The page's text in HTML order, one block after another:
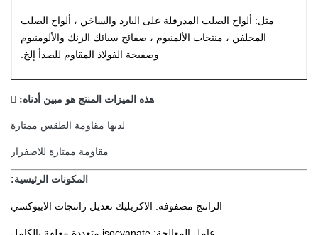
مثل: ألواح الصلب المدرفلة على البارد والساخن ، ألواح الصلب
المجلفن ، منتجات الألمنيوم ، صفائح سبائك الزنك والألومنيوم
وصفيحة الفولاذ المقاوم للصدأ إلخ.
هذه الميزات المنتج هو مبين أدناه: 
لديها مقاومة الطقس ممتازة
مقاومة ممتازة للاصفرار
المكونات الرئيسية:
الراتنج مصفوفة: الاكريليك تعديل راتنجات الايبوكسي